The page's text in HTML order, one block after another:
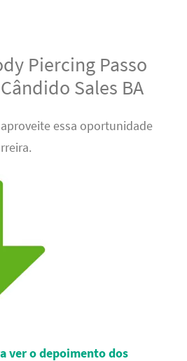
Piercing Passo
Sales BA
essa oportunidade
ver o depoimento dos